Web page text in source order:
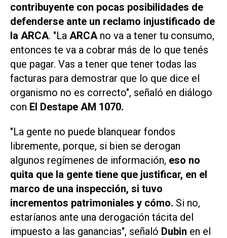
contribuyente con pocas posibilidades de
defenderse ante un reclamo injustificado de
la ARCA. "La ARCA no va a tener tu consumo,
entonces te va a cobrar más de lo que tenés
que pagar. Vas a tener que tener todas las
facturas para demostrar que lo que dice el
organismo no es correcto", señaló en diálogo
con El Destape AM 1070.
"La gente no puede blanquear fondos
libremente, porque, si bien se derogan
algunos regímenes de información, eso no
quita que la gente tiene que justificar, en el
marco de una inspección, si tuvo
incrementos patrimoniales y cómo. Si no,
estaríanos ante una derogación tácita del
impuesto a las ganancias", señaló Dubin en el